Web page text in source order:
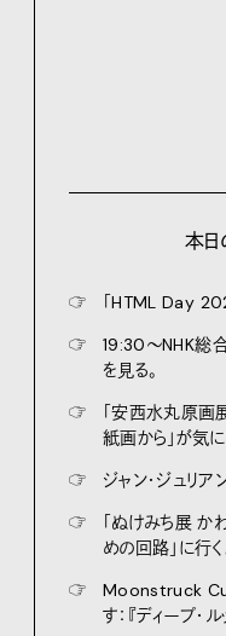
本日
☞
「HTML Day
☞
19:30〜NHK総合
を見る。
☞
「安西水丸原
紙画から」が気に
☞
ジャン・ジュリア
☞
「ぬけみち展 か
めの回路」に行く
☞
Moonstruck
す：『ディープ・